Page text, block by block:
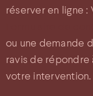
réserver en ligne :
ou une demande
ravis de répondre
votre intervention.